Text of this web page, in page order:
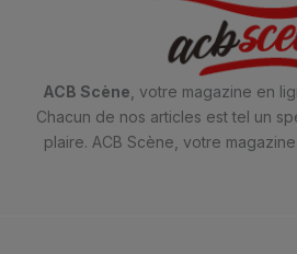
ACB Scène , votre magazine en
Chacun de nos articles est tel un
plaire. ACB Scène, votre